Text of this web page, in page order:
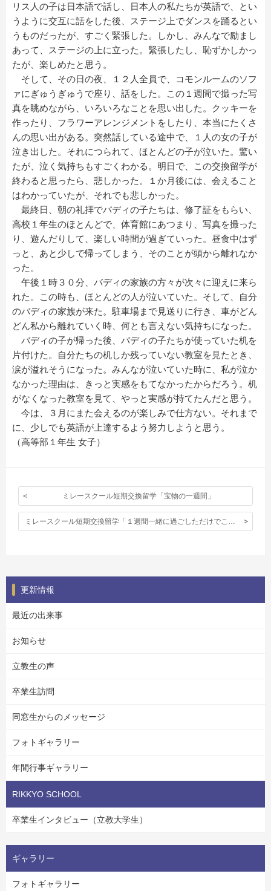
リス人の子は日本語で話し、日本人の私たちが英語で、とい
うように交互に話をした後、ステージ上でダンスを踊るとい
うものだったが、すごく緊張した。しかし、みんなで励まし
あって、ステージの上に立った。緊張したし、恥ずかしかっ
たが、楽しめたと思う。
そして、その日の夜、１２人全員で、コモンルームのソフ
ァにぎゅうぎゅうで座り、話をした。この１週間で撮った写
真を眺めながら、いろいろなことを思い出した。クッキーを
作ったり、フラワーアレンジメントをしたり、本当にたくさ
んの思い出がある。突然話している途中で、１人の女の子が
泣き出した。それにつられて、ほとんどの子が泣いた。驚い
たが、泣く気持ちもすごくわかる。明日で、この交換留学が
終わると思ったら、悲しかった。１か月後には、会えること
はわかっていたが、それでも悲しかった。
最終日、朝の礼拝でバディの子たちは、修了証をもらい、
高校１年生のほとんどで、体育館にあつまり、写真を撮った
り、遊んだりして、楽しい時間が過ぎていった。昼食中はず
っと、あと少しで帰ってしまう、そのことが頭から離れなか
った。
午後１時３０分、バディの家族の方々が次々に迎えに来ら
れた。この時も、ほとんどの人が泣いていた。そして、自分
のバディの家族が来た。駐車場まで見送りに行き、車がどん
どん私から離れていく時、何とも言えない気持ちになった。
バディの子が帰った後、バディの子たちが使っていた机を
片付けた。自分たちの机しか残っていない教室を見たとき、
涙が溢れそうになった。みんなが泣いていた時に、私が泣か
なかった理由は、きっと実感をもてなかったからだろう。机
がなくなった教室を見て、やっと実感が持てたんだと思う。
今は、３月にまた会えるのが楽しみで仕方ない。それまで
に、少しでも英語が上達するよう努力しようと思う。
（高等部１年生 女子）
ミレースクール短期交換留学「宝物の一週間」
更新情報
最近の出来事
お知らせ
立教生の声
卒業生訪問
同窓生からのメッセージ
フォトギャラリー
年間行事ギャラリー
RIKKYO SCHOOL
卒業生インタビュー（立教大学生）
ギャラリー
フォトギャラリー